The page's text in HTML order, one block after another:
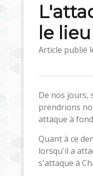
le
Article publié
De nos jours,
prendrions
attaque à
Quant à ce
lorsqu'il a
s'attaque à